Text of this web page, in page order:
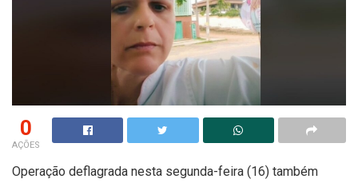
0
AÇÕES
Operação deflagrada nesta segunda-feira (16) também